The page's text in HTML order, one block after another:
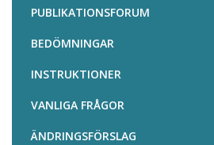
PUBLIKATIONSFORUM
BEDÖMNINGAR
INSTRUKTIONER
VANLIGA FRÅGOR
ÄNDRINGSFÖRSLAG